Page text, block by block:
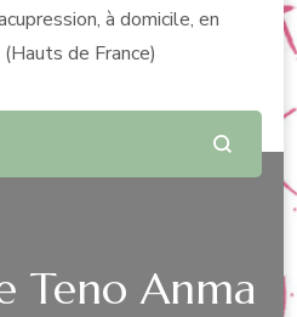
à domicile, en
de France)
Teno Anma